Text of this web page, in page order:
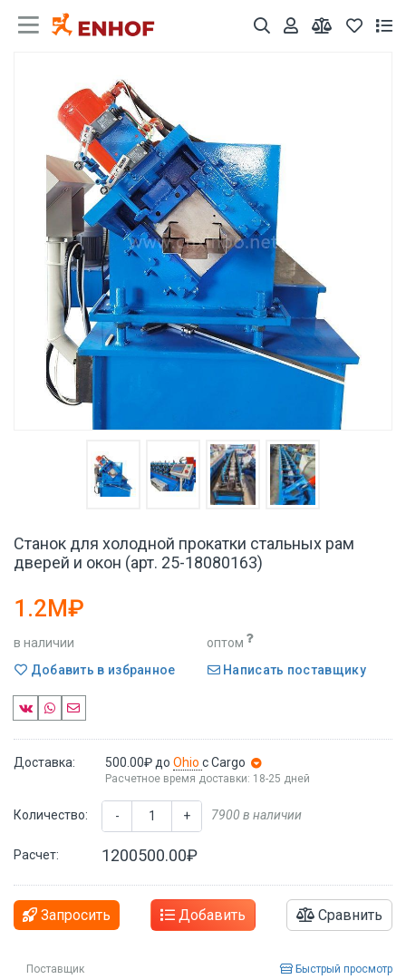
Станок для холодной прокатки стальных рам
дверей и окон (арт. 25-18080163)
1.2M₽
в наличии
оптом
Добавить в избранное
Написать поставщику
Доставка: 500.00₽ до Ohio с Cargo
Расчетное время доставки: 18-25 дней
Количество: - + 7900 в наличии
Расчет: 1200500.00₽
Запросить Добавить Сравнить
Поставщик Быстрый просмотр